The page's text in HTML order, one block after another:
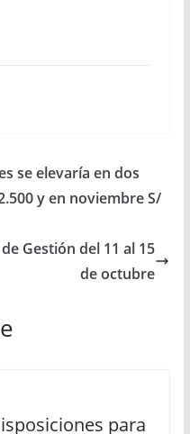
se elevaría en dos
y en noviembre S/
Gestión del 11 al 15
de octubre
para